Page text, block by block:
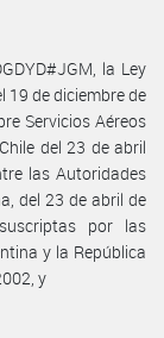
la Ley
19 de diciembre de
Servicios Aéreos
del 23 de abril
las Autoridades
del 23 de abril de
por las
y la República
y